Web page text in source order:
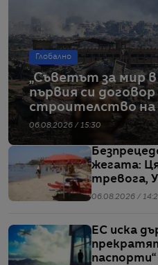
Глобално
„Съветът за мир в
първия си договор
строителство на
06.08.2026 / 15:30
жегата:
тревога,
пестят
06.08.2026 /
ЕС иска